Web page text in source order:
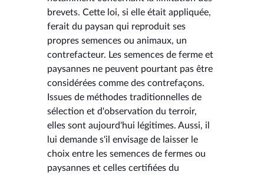
brevets. Cette loi, si elle était appliquée,
ferait du paysan qui reproduit ses
propres semences ou animaux, un
contrefacteur. Les semences de ferme et
paysannes ne peuvent pourtant pas être
considérées comme des contrefaçons.
Issues de méthodes traditionnelles de
sélection et d'observation du terroir,
elles sont aujourd'hui légitimes. Aussi, il
lui demande s'il envisage de laisser le
choix entre les semences de fermes ou
paysannes et celles certifiées du